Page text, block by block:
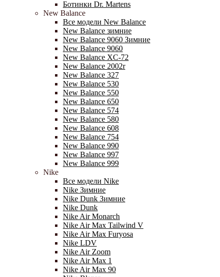
Ботинки Dr. Martens
New Balance
Все модели New Balance
New Balance зимние
New Balance 9060 Зимние
New Balance 9060
New Balance XC-72
New Balance 2002r
New Balance 327
New Balance 530
New Balance 550
New Balance 650
New Balance 574
New Balance 580
New Balance 608
New Balance 754
New Balance 990
New Balance 997
New Balance 999
Nike
Все модели Nike
Nike Зимние
Nike Dunk Зимние
Nike Dunk
Nike Air Monarch
Nike Air Max Tailwind V
Nike Air Max Furyosa
Nike LDV
Nike Air Zoom
Nike Air Max 1
Nike Air Max 90